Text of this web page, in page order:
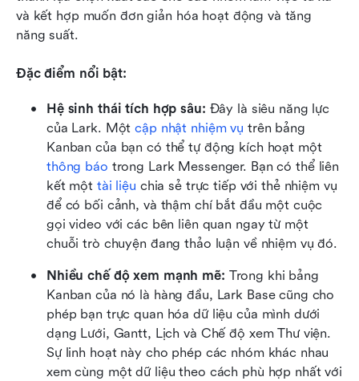
và kết hợp muốn đơn giản hóa hoạt động và tăng
năng suất.
Đặc điểm nổi bật:
Hệ sinh thái tích hợp sâu: Đây là siêu năng lực
của Lark. Một cập nhật nhiệm vụ trên bảng
Kanban của bạn có thể tự động kích hoạt một
thông báo trong Lark Messenger. Bạn có thể liên
kết một tài liệu chia sẻ trực tiếp với thẻ nhiệm vụ
để có bối cảnh, và thậm chí bắt đầu một cuộc
gọi video với các bên liên quan ngay từ một
chuỗi trò chuyện đang thảo luận về nhiệm vụ đó.
Nhiều chế độ xem mạnh mẽ: Trong khi bảng
Kanban của nó là hàng đầu, Lark Base cũng cho
phép bạn trực quan hóa dữ liệu của mình dưới
dạng Lưới, Gantt, Lịch và Chế độ xem Thư viện.
Sự linh hoạt này cho phép các nhóm khác nhau
xem cùng một dữ liệu theo cách phù hợp nhất với